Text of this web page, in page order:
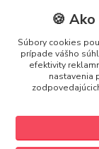
FIREFLY SHOP
Mgr. Ivana
+421 918
🍪
Súbory cookies
prípade vášho
efektivity
nastavenia